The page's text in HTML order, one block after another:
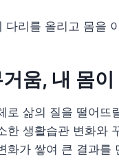
리를 올리고 몸을
움, 내 몸
로 삶의 질을 떨어
한 생활습관 변화와
화가 쌓여 큰 결과